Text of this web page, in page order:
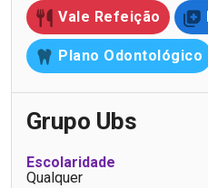
Vale Refeição
Plano Odontológico
Grupo Ubs
Escolaridade
Qualquer